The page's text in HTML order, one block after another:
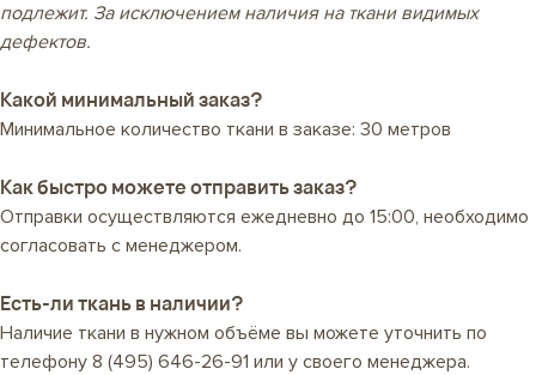
подлежит. За исключением наличия на ткани видимых
дефектов.
Какой минимальный заказ?
Минимальное количество ткани в заказе: 30 метров
Как быстро можете отправить заказ?
Отправки осуществляются ежедневно до 15:00, необходимо
согласовать с менеджером.
Есть-ли ткань в наличии?
Наличие ткани в нужном объёме вы можете уточнить по
телефону 8 (495) 646-26-91 или у своего менеджера.